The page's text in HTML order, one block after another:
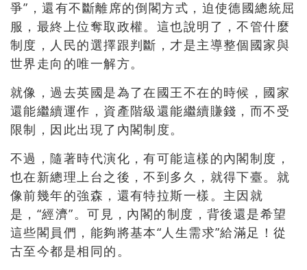
爭”，還有不斷離席的倒閣方式，迫使德國總統屈
服，最終上位奪取政權。這也說明了，不管什麼
制度，人民的選擇跟判斷，才是主導整個國家與
世界走向的唯一解方。
就像，過去英國是為了在國王不在的時候，國家
還能繼續運作，資產階級還能繼續賺錢，而不受
限制，因此出現了內閣制度。
不過，隨著時代演化，有可能這樣的內閣制度，
也在新總理上台之後，不到多久，就得下臺。就
像前幾年的強森，還有特拉斯一樣。主因就
是，“經濟”。可見，內閣的制度，背後還是希望
這些閣員們，能夠將基本“人生需求”給滿足！從
古至今都是相同的。